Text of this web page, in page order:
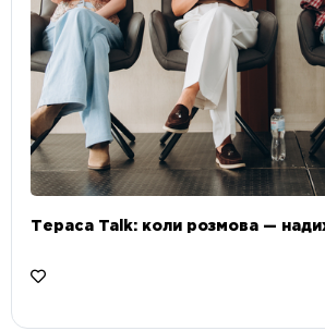
Тераса Talk: коли розмова —